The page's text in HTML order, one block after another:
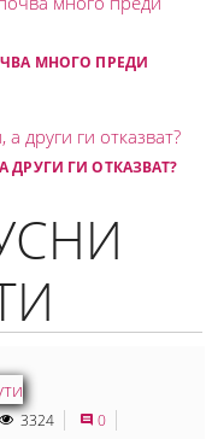
МНОГО ПРЕДИ
ГИ ОТКАЗВАТ?
3324 0